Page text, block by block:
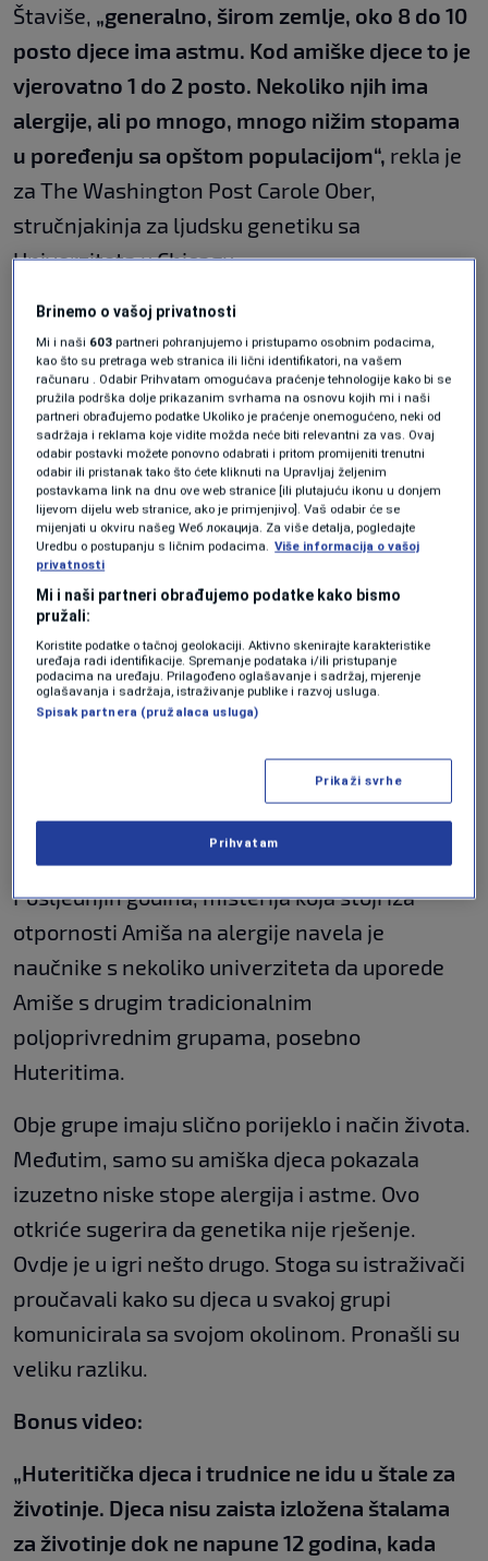
Štaviše, „generalno, širom zemlje, oko 8 do 10
posto djece ima astmu. Kod amiške djece to je
vjerovatno 1 do 2 posto. Nekoliko njih ima
alergije, ali po mnogo, mnogo nižim stopama
u poređenju sa opštom populacijom“, rekla je
za The Washington Post Carole Ober,
stručnjakinja za ljudsku genetiku sa
Univerziteta u Chicagu.
Ovi brojevi su toliko nevjerovatni da naučnici
sada duboko istražuju štale i domove Amiša
kako bi razumjeli na koji način se ova djeca
štite. Vjeruju da bi njihovi nalazi mogli dovesti
do tretmana koji u potpunosti sprječavaju
alergije .
Tajna otpornosti na
alergije kod Amiša
Amiši su grupa ljudi u Sjedinjenim Američkim
Državama i dijelovima Kanade koji žive vrlo
jednostavnim, tradicionalnim načinom života i
uglavnom se oslanjaju na poljoprivredu i
stočarstvo za svoju egzistenciju. I dalje jašu
konjske zaprege i obično se klone modernih
uređaja poput televizora i pametnih telefona.
Posljednjih godina, misterija koja stoji iza
otpornosti Amiša na alergije navela je
naučnike s nekoliko univerziteta da uporede
Amiše s drugim tradicionalnim
poljoprivrednim grupama, posebno
Huteritima.
Obje grupe imaju slično porijeklo i način života.
Međutim, samo su amiška djeca pokazala
izuzetno niske stope alergija i astme. Ovo
otkriće sugerira da genetika nije rješenje.
Ovdje je u igri nešto drugo. Stoga su istraživači
proučavali kako su djeca u svakoj grupi
komunicirala sa svojom okolinom. Pronašli su
veliku razliku.
Bonus video:
„Huteritička djeca i trudnice ne idu u štale za
životinje. Djeca nisu zaista izložena štalama
za životinje dok ne napune 12 godina, kada
Brinemo o vašoj privatnosti
Mi i naši 603 partneri pohranjujemo i pristupamo osobnim podacima,
kao što su pretraga web stranica ili lični identifikatori, na vašem
računaru . Odabir Prihvatam omogućava praćenje tehnologije kako bi se
pružila podrška dolje prikazanim svrhama na osnovu kojih mi i naši
partneri obrađujemo podatke Ukoliko je praćenje onemogućeno, neki od
sadržaja i reklama koje vidite možda neće biti relevantni za vas. Ovaj
odabir postavki možete ponovno odabrati i pritom promijeniti trenutni
odabir ili pristanak tako što ćete kliknuti na Upravljaj željenim
postavkama link na dnu ove web stranice [ili plutajuću ikonu u donjem
lijevom dijelu web stranice, ako je primjenjivo]. Vaš odabir će se
mijenjati u okviru našeg Wеб локација. Za više detalja, pogledajte
Uredbu o postupanju s ličnim podacima. Više informacija o vašoj
privatnosti
Mi i naši partneri obrađujemo podatke kako bismo
pružali:
Koristite podatke o tačnoj geolokaciji. Aktivno skenirajte karakteristike
uređaja radi identifikacije. Spremanje podataka i/ili pristupanje
podacima na uređaju. Prilagođeno oglašavanje i sadržaj, mjerenje
oglašavanja i sadržaja, istraživanje publike i razvoj usluga.
Spisak partnera (pružalaca usluga)
Prikaži svrhe
Prihvatam